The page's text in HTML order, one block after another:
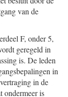
van de
F, onder 5,
geregeld in
is. De leden
in
in de
ondermeer is